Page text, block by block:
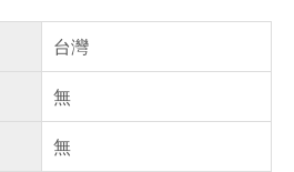
台灣
無
無